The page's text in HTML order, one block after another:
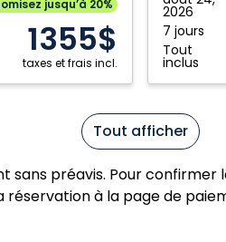
jusqu’à 20%
1355$
taxes et frais incl.
2026
7 jours
Tout
inclus
République
dominicaine
Tout afficher
préavis. Pour confirmer
à la page de